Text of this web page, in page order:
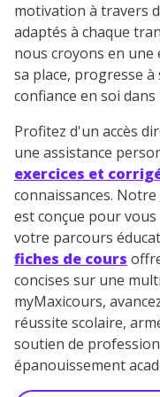
motivation à travers
adaptés à chaque
nous croyons en une
sa place, progresse
confiance en soi
Profitez d'un accès
une assistance
exercices et
connaissances. Notre
est conçue pour
votre parcours
fiches de cours
concises sur une
myMaxicours,
réussite scolaire,
soutien de
épanouissement